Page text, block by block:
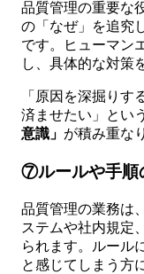
品質管理の重要な
の「なぜ」を追究
です。ヒューマン
し、具体的な対策
「原因を深掘り
済ませたい」とい
意識」 が積み重な
⑦ルールや手順
品質管理の業務は
ステムや社内規定
られます。ルール
と感じてしまう方